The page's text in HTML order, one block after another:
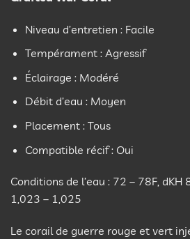
Niveau d’entretien : Facile
Tempérament : Agressif
Éclairage : Modéré
Débit d’eau : Moyen
Placement : Tous
Compatible récif : Oui
Conditions de l’eau : 72 – 78F, dKH
1,023 – 1,025
Le corail de guerre rouge et vert